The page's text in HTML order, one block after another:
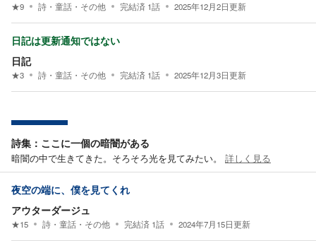
★9 詩・童話・その他 完結済 1話 2025年12月2日更新
日記は更新通知ではない
日記
★3 詩・童話・その他 完結済 1話 2025年12月3日更新
詩集：ここに一個の暗闇がある
暗闇の中で生きてきた。そろそろ光を見てみたい。 詳しく見る
夜空の端に、僕を見てくれ
アウターダージュ
★15 詩・童話・その他 完結済 1話 2024年7月15日更新